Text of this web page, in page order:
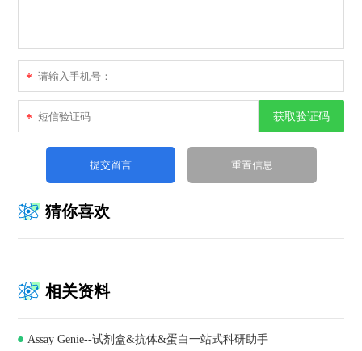
*
* 获取验证码
猜你喜欢
相关资料
Assay Genie--试剂盒&抗体&蛋白一站式科研助手